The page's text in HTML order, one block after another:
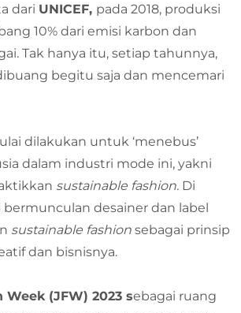
dari UNICEF, pada 2018, produksi
10% dari emisi karbon dan
Tak hanya itu, setiap tahunnya,
begitu saja dan mencemari
dilakukan untuk ‘menebus’
dalam industri mode ini, yakni
sustainable fashion. Di
bermunculan desainer dan label
sustainable fashion sebagai prinsip
dan bisnisnya.
Week (JFW) 2023 sebagai ruang